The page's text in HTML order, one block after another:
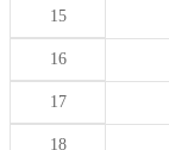
15
16
17
18